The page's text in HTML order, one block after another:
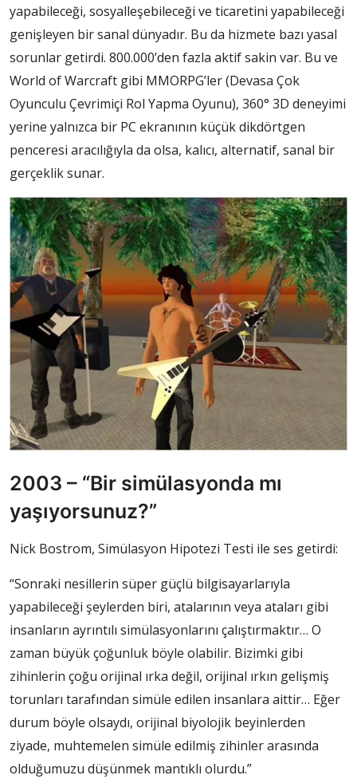
yapabileceği, sosyalleşebileceği ve ticaretini yapabileceği
genişleyen bir sanal dünyadır. Bu da hizmete bazı yasal
sorunlar getirdi. 800.000’den fazla aktif sakin var. Bu ve
World of Warcraft gibi MMORPG’ler (Devasa Çok
Oyunculu Çevrimiçi Rol Yapma Oyunu), 360° 3D deneyimi
yerine yalnızca bir PC ekranının küçük dikdörtgen
penceresi aracılığıyla da olsa, kalıcı, alternatif, sanal bir
gerçeklik sunar.
2003 – “Bir simülasyonda mı
yaşıyorsunuz?”
Nick Bostrom, Simülasyon Hipotezi Testi ile ses getirdi:
“Sonraki nesillerin süper güçlü bilgisayarlarıyla
yapabileceği şeylerden biri, atalarının veya ataları gibi
insanların ayrıntılı simülasyonlarını çalıştırmaktır… O
zaman büyük çoğunluk böyle olabilir. Bizimki gibi
zihinlerin çoğu orijinal ırka değil, orijinal ırkın gelişmiş
torunları tarafından simüle edilen insanlara aittir… Eğer
durum böyle olsaydı, orijinal biyolojik beyinlerden
ziyade, muhtemelen simüle edilmiş zihinler arasında
olduğumuzu düşünmek mantıklı olurdu.”